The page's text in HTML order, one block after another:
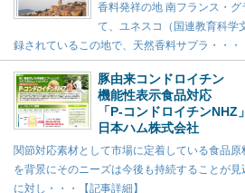
香料発祥の地 南フランス・
て、ユネスコ（国連教育科学
録されているこの地で、天然香料サプラ・・・
豚由来コンドロイチン
機能性表示食品対応
「P-コンドロイチンNHZ」
日本ハム株式会社
関節対応素材として市場に定着している食品
を背景にそのニーズは今後も持続することが
に対し・・・【記事詳細】